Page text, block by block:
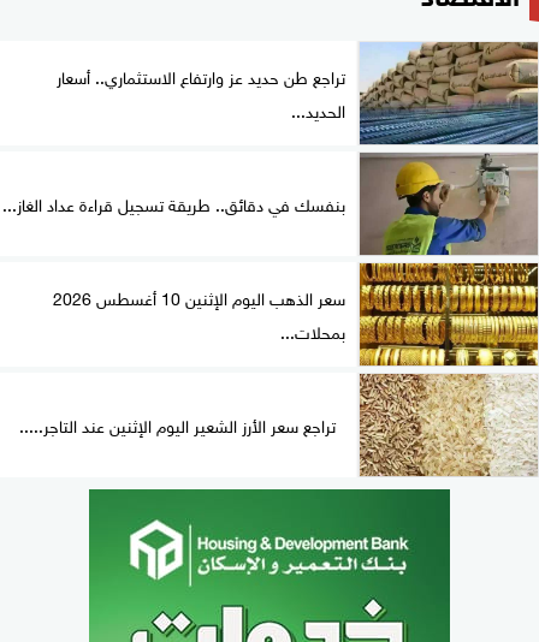
تراجع طن حديد عز وارتفاع الاستثماري.. أسعار
الحديد...
بنفسك في دقائق.. طريقة تسجيل قراءة عداد الغاز...
سعر الذهب اليوم الإثنين 10 أغسطس 2026
بمحلات...
تراجع سعر الأرز الشعير اليوم الإثنين عند التاجر.....